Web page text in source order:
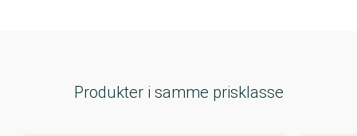
Produkter i samme prisklasse